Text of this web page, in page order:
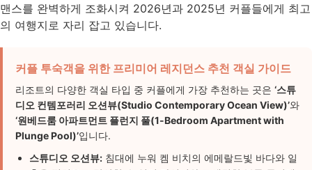
맨스를 완벽하게 조화시켜 2026년과 2025년 커플들에게 최고
의 여행지로 자리 잡고 있습니다.
커플 투숙객을 위한 프리미어 레지던스 추천 객실 가이드
리조트의 다양한 객실 타입 중 커플에게 가장 추천하는 곳은 ‘스튜
디오 컨템포러리 오션뷰(Studio Contemporary Ocean View)’와
‘원베드룸 아파트먼트 플런지 풀(1-Bedroom Apartment with
Plunge Pool)’입니다.
스튜디오 오션뷰: 침대에 누워 켐 비치의 에메랄드빛 바다와 일